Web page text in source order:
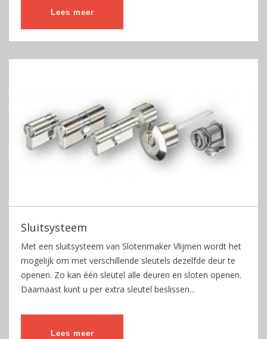
Lees meer
Sluitsysteem
Met een sluitsysteem van Slotenmaker Vlijmen wordt het
mogelijk om met verschillende sleutels dezelfde deur te
openen. Zo kan één sleutel alle deuren en sloten openen.
Daarnaast kunt u per extra sleutel beslissen...
Lees meer